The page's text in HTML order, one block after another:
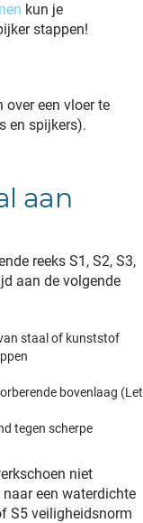
kun je
stappen!
over een vloer te
en spijkers).
aan
reeks S1, S2, S3,
aan de volgende
staal of kunststof
bovenlaag (Let
tegen scherpe
niet
een waterdichte
S5 veiligheidsnorm